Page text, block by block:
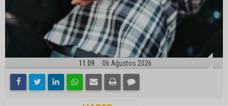
11:09 06 Ağustos 2026